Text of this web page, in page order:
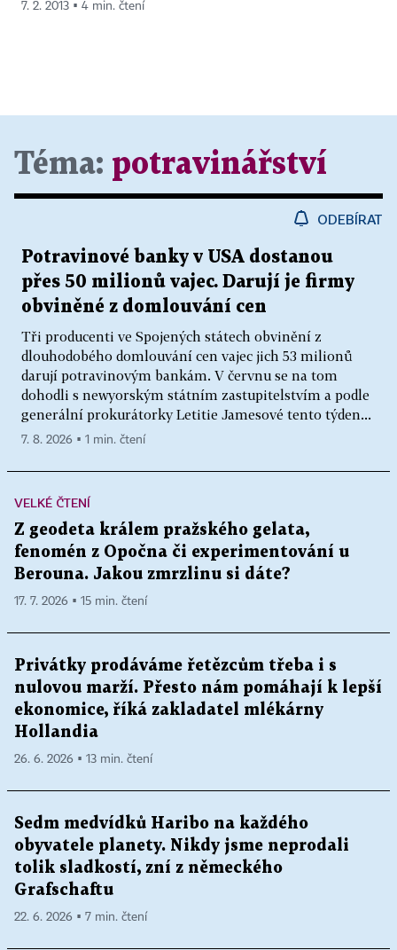
7. 2. 2013 ▪ 4 min. čtení
Téma: potravinářství
ODEBÍRAT
Potravinové banky v USA dostanou
přes 50 milionů vajec. Darují je firmy
obviněné z domlouvání cen
Tři producenti ve Spojených státech obvinění z
dlouhodobého domlouvání cen vajec jich 53 milionů
darují potravinovým bankám. V červnu se na tom
dohodli s newyorským státním zastupitelstvím a podle
generální prokurátorky Letitie Jamesové tento týden...
7. 8. 2026 ▪ 1 min. čtení
VELKÉ ČTENÍ
Z geodeta králem pražského gelata,
fenomén z Opočna či experimentování u
Berouna. Jakou zmrzlinu si dáte?
17. 7. 2026 ▪ 15 min. čtení
Privátky prodáváme řetězcům třeba i s
nulovou marží. Přesto nám pomáhají k lepší
ekonomice, říká zakladatel mlékárny
Hollandia
26. 6. 2026 ▪ 13 min. čtení
Sedm medvídků Haribo na každého
obyvatele planety. Nikdy jsme neprodali
tolik sladkostí, zní z německého
Grafschaftu
22. 6. 2026 ▪ 7 min. čtení